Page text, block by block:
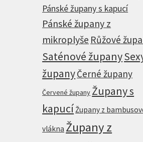
Pánské župany s kapucí
Pánské župany z
mikroplyše Růžové
Saténové župany
županyČerné župany
Červené župany Župany s
kapucíŽupany z
vlákna Župany z